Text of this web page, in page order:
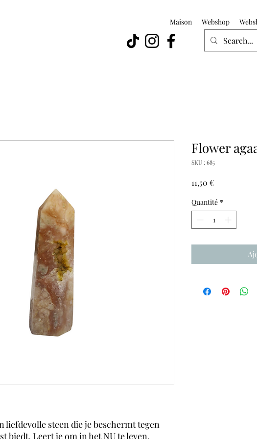
Maison Webshop
liefdevolle steen die je beschermt tegen
biedt. Leert je om in het NU te leven,
Flower
SKU : 685
11,50 €Prix
Quantité *